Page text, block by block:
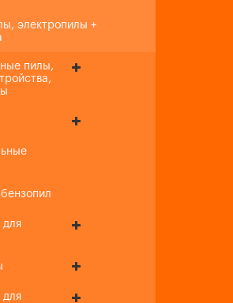
электропилы +
пилы,